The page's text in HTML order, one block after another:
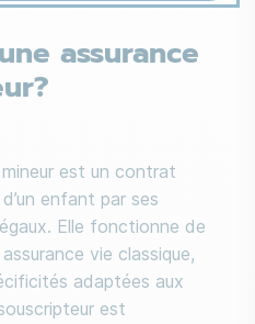
assurance
est un contrat
enfant par ses
Elle fonctionne de
vie classique,
adaptées aux
est